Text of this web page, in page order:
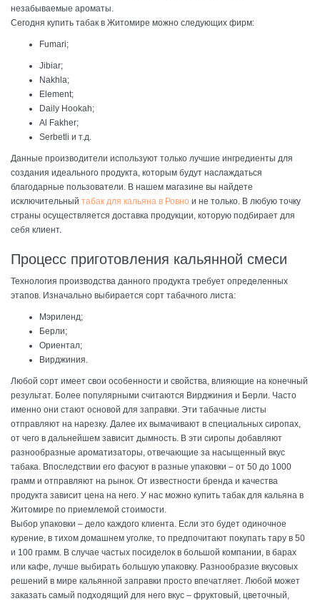
незабываемые ароматы.
Сегодня купить табак в Житомире можно следующих фирм:
Fumari;
Jibiar;
Nakhla;
Element;
Daily Hookah;
A Fakher;
Serbetli и т.д.
Данные производители используют только лучшие ингредиенты для
создания идеального продукта, которым будут наслаждаться
благодарные пользователи. В нашем магазине вы найдете
исключительный табак для кальяна в Ровно и не только. В любую точку
страны осуществляется доставка продукции, которую подбирает для
себя клиент.
Процесс приготовления кальянной смеси
Технология производства данного продукта требует определенных
этапов. Изначально выбирается сорт табачного листа:
Мэриленд;
Берли;
Ориентал;
Вирджиния.
Любой сорт имеет свои особенности и свойства, влияющие на конечный
результат. Более популярными считаются Вирджиния и Берли. Часто
именно они стают основой для заправки. Эти табачные листы
отправляют на нарезку. Далее их вымачивают в специальных сиропах,
от чего в дальнейшем зависит дымность. В эти сиропы добавляют
разнообразные ароматизаторы, отвечающие за насыщенный вкус
табака. Впоследствии его фасуют в разные упаковки – от 50 до 1000
грамм и отправляют на рынок. От известности бренда и качества
продукта зависит цена на него. У нас можно купить табак для кальяна в
Житомире по приемлемой стоимости.
Выбор упаковки – дело каждого клиента. Если это будет одиночное
курение, в тихом домашнем уголке, то предпочитают покупать тару в 50
и 100 грамм. В случае частых посиделок в большой компании, в барах
или кафе, лучше выбирать большую упаковку. Разнообразие вкусовых
решений в мире кальянной заправки просто впечатляет. Любой может
заказать самый подходящий для него вкус – фруктовый, цветочный,